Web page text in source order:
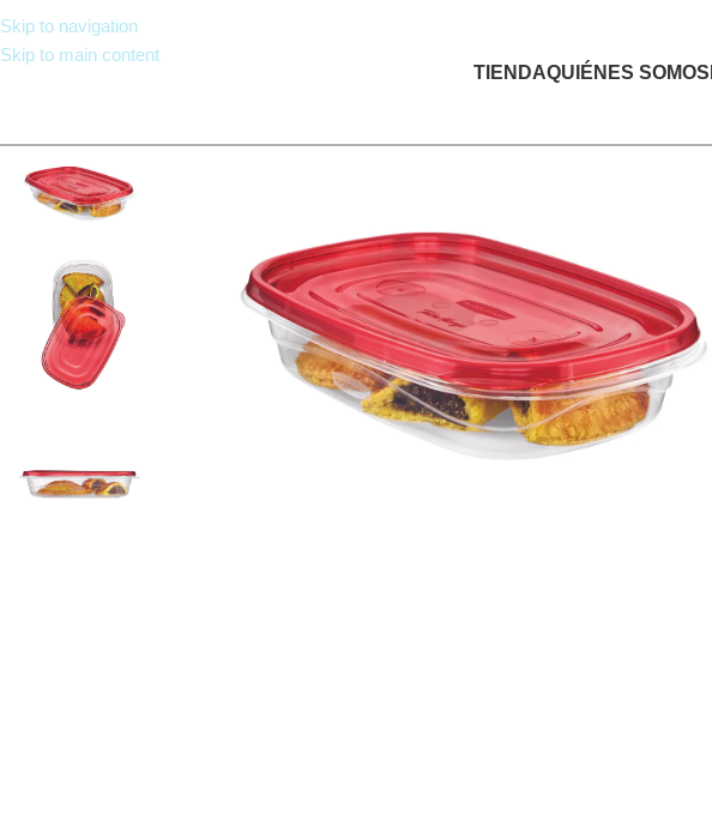
Skip to navigation
Skip to main content
TIENDAQUIÉNES SOMOS